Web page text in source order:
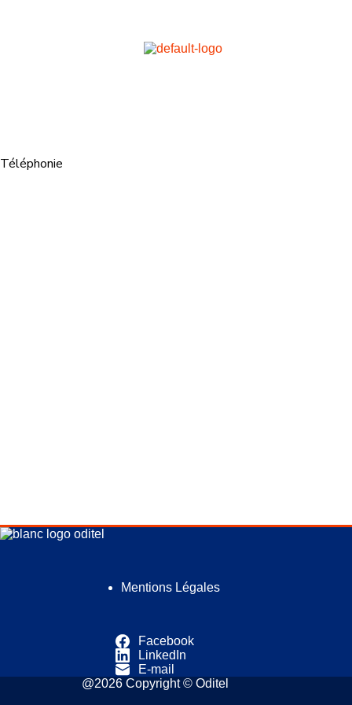
Téléphonie
Mentions Légales
Facebook
LinkedIn
E-mail
@2026 Copyright © Oditel